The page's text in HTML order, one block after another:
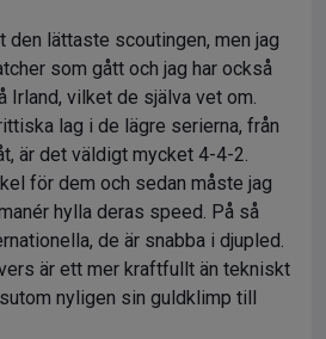
den lättaste scoutingen, men jag
som gått och jag har också
Irland, vilket de själva vet om.
lag i de lägre serierna, från
är det väldigt mycket 4-4-2.
för dem och sedan måste jag
hylla deras speed. På så
de är snabba i djupled.
är ett mer kraftfullt än tekniskt
nyligen sin guldklimp till